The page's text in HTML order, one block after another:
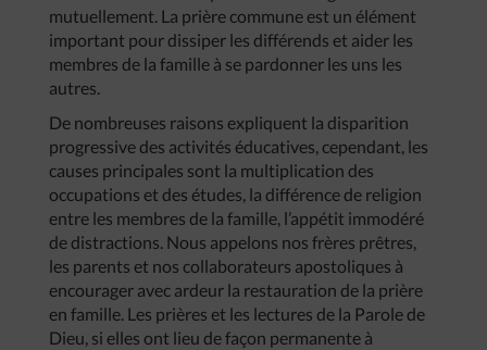
mutuellement. La prière commune est un élément
important pour dissiper les différends et aider les
membres de la famille à se pardonner les uns les
autres.
De nombreuses raisons expliquent la disparition
progressive des activités éducatives, cependant, les
causes principales sont la multiplication des
occupations et des études, la différence de religion
entre les membres de la famille, l’appétit immodéré
de distractions. Nous appelons nos frères prêtres,
les parents et nos collaborateurs apostoliques à
encourager avec ardeur la restauration de la prière
en famille. Les prières et les lectures de la Parole de
Dieu, si elles ont lieu de façon permanente à